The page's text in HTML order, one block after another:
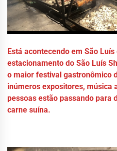
Está acontecendo em São
estacionamento do São Luís
o maior festival gastronômico
inúmeros expositores, música
pessoas estão passando para
carne suína.